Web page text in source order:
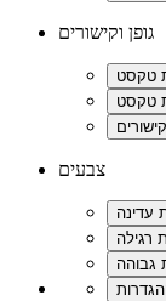
גופן וקישורים
צבעים